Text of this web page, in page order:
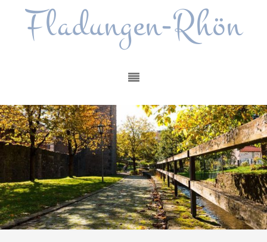
Fladungen-Rhön